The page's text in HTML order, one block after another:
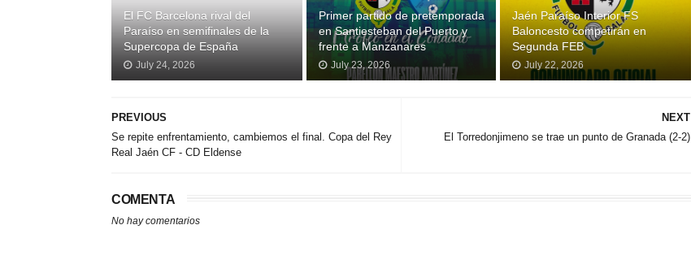
El FC Barcelona rival del
Paraíso en semifinales de la
Supercopa de España
July 24, 2026
Primer partido de pretemporada
en Santiesteban del Puerto y
frente a Manzanares
July 23, 2026
Jaén Paraíso Interior FS
Baloncesto competirán en
Segunda FEB
July 22, 2026
NEXT
El Torredonjimeno se trae un punto de Granada (2-2)
PREVIOUS
Se repite enfrentamiento, cambiemos el final. Copa del Rey
Real Jaén CF - CD Eldense
COMENTA
No hay comentarios